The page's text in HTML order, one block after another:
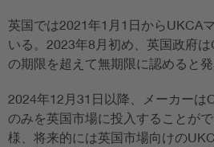
英国では2021年1月1日からUKCA
いる。2023年8月初め、英国政府
の期限を超えて無期限に認めると発
2024年12月31日以降、メーカーは
のみを英国市場に投入することが
様、将来的には英国市場向けの